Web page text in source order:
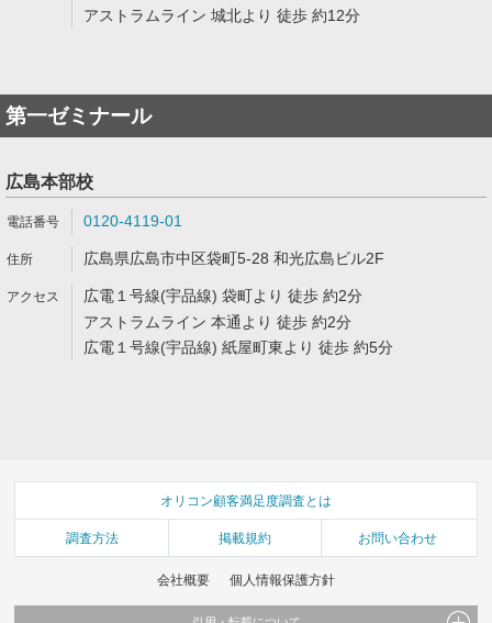
アストラムライン 城北より 徒歩 約12分
第一ゼミナール
広島本部校
0120-4119-01
広島県広島市中区袋町5-28 和光広島ビル2F
広電１号線(宇品線) 袋町より 徒歩 約2分
アストラムライン 本通より 徒歩 約2分
広電１号線(宇品線) 紙屋町東より 徒歩 約5分
オリコン顧客満足度調査とは
調査方法 掲載規約 お問い合わせ
会社概要 個人情報保護方針